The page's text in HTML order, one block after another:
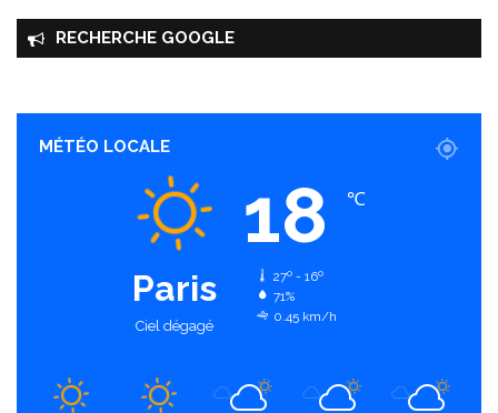
RECHERCHE GOOGLE
MÉTÉO LOCALE
Paris
Ciel dégagé
18 ℃
27º - 16º
71%
0.45 km/h